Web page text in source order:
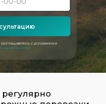
с условиями
Мы